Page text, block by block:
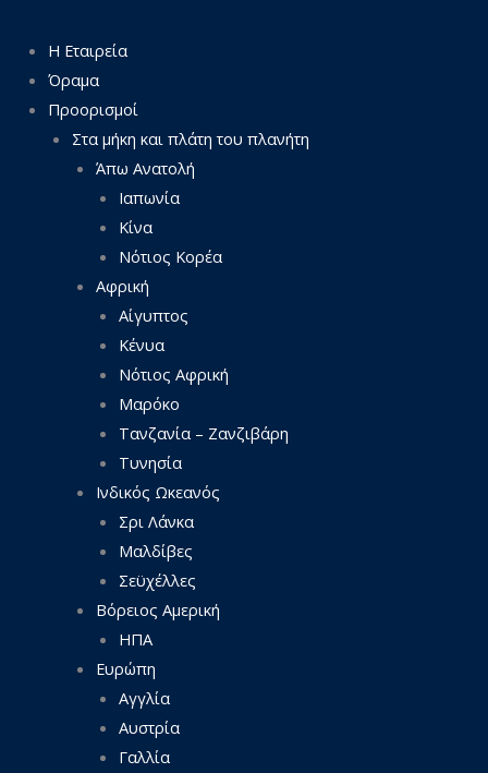
Η Εταιρεία
Όραμα
Προορισμοί
Στα μήκη και πλάτη του πλανήτη
Άπω Ανατολή
Ιαπωνία
Κίνα
Νότιος Κορέα
Αφρική
Αίγυπτος
Κένυα
Νότιος Αφρική
Μαρόκο
Τανζανία – Ζανζιβάρη
Τυνησία
Ινδικός Ωκεανός
Σρι Λάνκα
Μαλδίβες
Σεϋχέλλες
Βόρειος Αμερική
ΗΠΑ
Ευρώπη
Αγγλία
Αυστρία
Γαλλία